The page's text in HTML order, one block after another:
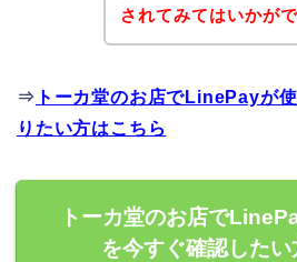
されてみてはいかが
⇒ トーカ堂のお店でLinePayが
りたい方はこちら
トーカ堂のお店で
を今すぐ確認したい